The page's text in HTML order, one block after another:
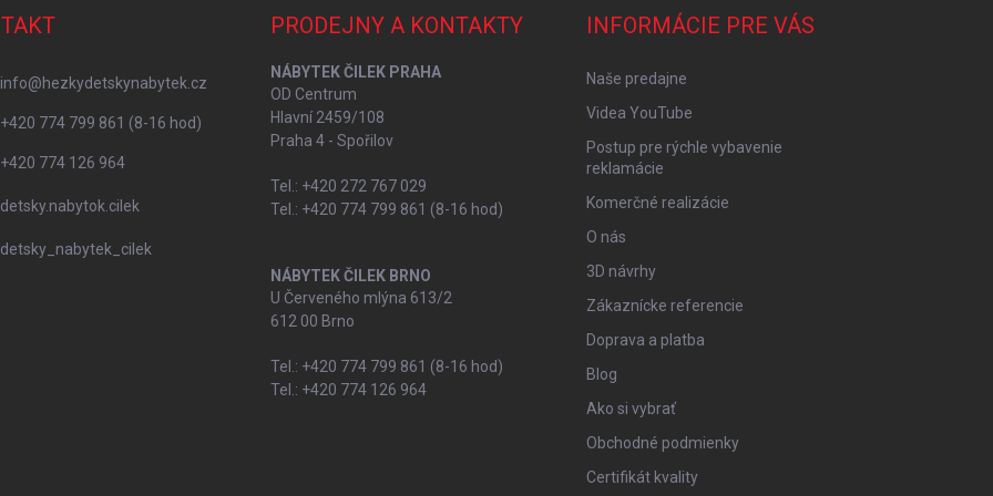
info@hezkydetskynabytek.cz
+420 774 799 861 (8-16 hod)
+420 774 126 964
detsky.nabytok.cilek
detsky_nabytek_cilek
PRODEJNY A KONTAKTY
NÁBYTEK ČILEK PRAHA
OD Centrum
Hlavní 2459/108
Praha 4 - Spořilov
Tel.: +420 272 767 029
Tel.: +420 774 799 861 (8-16 hod)
NÁBYTEK ČILEK BRNO
U Červeného mlýna 613/2
612 00 Brno
Tel.: +420 774 799 861 (8-16 hod)
Tel.: +420 774 126 964
INFORMÁCIE PRE VÁS
Naše predajne
Videa YouTube
Postup pre rýchle vybavenie
reklamácie
Komerčné realizácie
O nás
3D návrhy
Zákaznícke referencie
Doprava a platba
Blog
Ako si vybrať
Obchodné podmienky
Certifikát kvality